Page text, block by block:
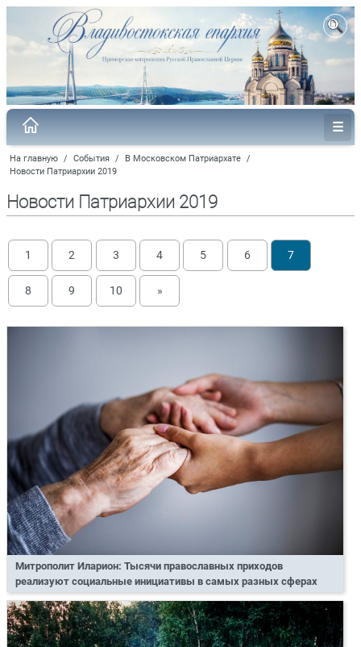
На главную / События / В Московском Патриархате /
Новости Патриархии 2019
Новости Патриархии 2019
1 2 3 4 5 6 7
8 9 10 »
Митрополит Иларион: Тысячи православных приходов
реализуют социальные инициативы в самых разных сферах